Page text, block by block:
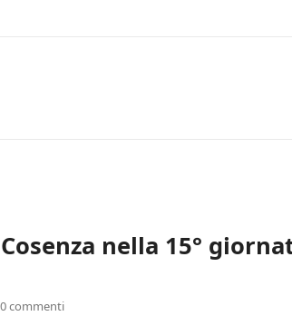
nella 15°
0 commenti